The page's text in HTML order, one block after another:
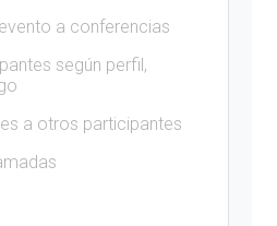
a conferencias
según perfil,
a otros participantes